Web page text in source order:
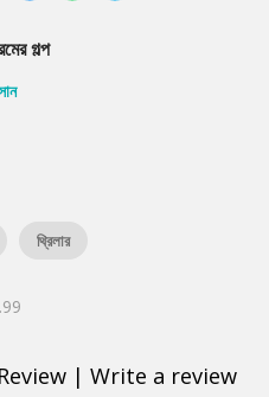
গল্প
থ্রিলার
Review | Write a review